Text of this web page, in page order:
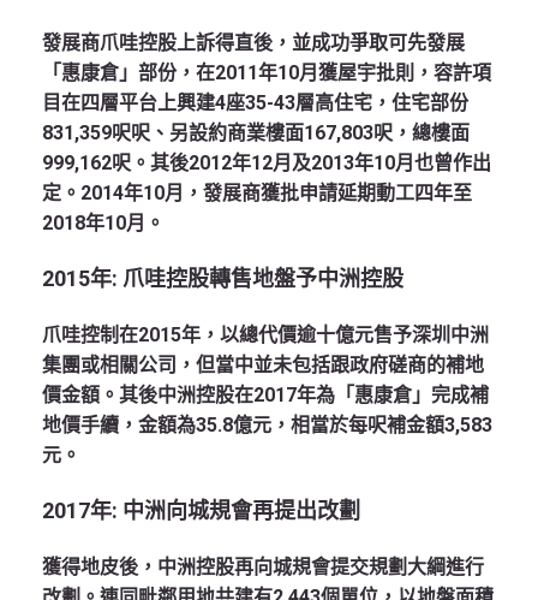
發展商爪哇控股上訴得直後，並成功爭取可先發展
「惠康倉」部份，在2011年10月獲屋宇批則，容許項
目在四層平台上興建4座35-43層高住宅，住宅部份
831,359呎呎、另設約商業樓面167,803呎，總樓面
999,162呎。其後2012年12月及2013年10月也曾作出
定。2014年10月，發展商獲批申請延期動工四年至
2018年10月。
2015年: 爪哇控股轉售地盤予中洲控股
爪哇控制在2015年，以總代價逾十億元售予深圳中洲
集團或相關公司，但當中並未包括跟政府磋商的補地
價金額。其後中洲控股在2017年為「惠康倉」完成補
地價手續，金額為35.8億元，相當於每呎補金額3,583
元。
2017年: 中洲向城規會再提出改劃
獲得地皮後，中洲控股再向城規會提交規劃大綱進行